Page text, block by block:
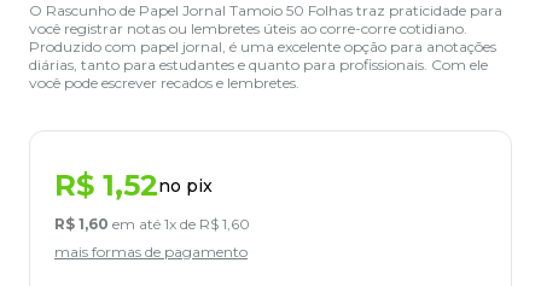
O Rascunho de Papel Jornal Tamoio 50 Folhas traz praticidade para
você registrar notas ou lembretes úteis ao corre-corre cotidiano.
Produzido com papel jornal, é uma excelente opção para anotações
diárias, tanto para estudantes e quanto para profissionais. Com ele
você pode escrever recados e lembretes.
R$ 1,52no pix
R$ 1,60 em até 1x de R$ 1,60
mais formas de pagamento